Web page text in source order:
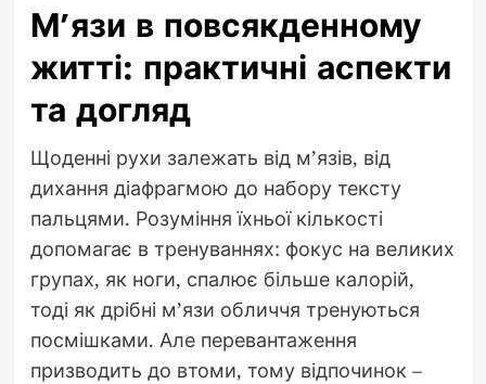
М’язи в повсякденному
житті: практичні аспекти
та догляд
Щоденні рухи залежать від м’язів, від
дихання діафрагмою до набору тексту
пальцями. Розуміння їхньої кількості
допомагає в тренуваннях: фокус на великих
групах, як ноги, спалює більше калорій,
тоді як дрібні м’язи обличчя тренуються
посмішками. Але перевантаження
призводить до втоми, тому відпочинок –